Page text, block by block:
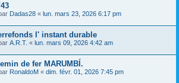
Dadas28 « lun. mars 23, 2026 6:17 pm
l' instant durable
A.R.T. « lun. mars 09, 2026 4:42 am
de fer MARUMBÍ.
RonaldoM « dim. févr. 01, 2026 7:45 pm